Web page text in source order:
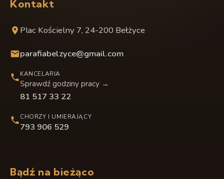
Kontakt
Plac Kościelny 7, 24-200 Bełżyce
parafiabelzyce@gmail.com
KANCELARIA
Sprawdź godziny pracy →
81 517 33 22
CHORZY I UMIERAJĄCY
793 906 529
Bądź na bieżąco